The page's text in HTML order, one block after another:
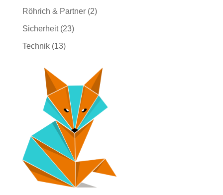
Röhrich & Partner(2)
Sicherheit(23)
Technik(13)